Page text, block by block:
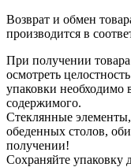
Возврат и обмен
производится в
При получении
осмотреть
упаковки необходимо
содержимого.
Стеклянные
обеденных столов,
получении!
Сохраняйте упаковку